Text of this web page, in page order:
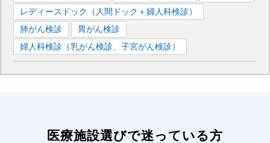
レディースドック（人間ドック＋婦人科検診）
肺がん検診
胃がん検診
婦人科検診（乳がん検診、子宮がん検診）
医療施設選びで迷っている方